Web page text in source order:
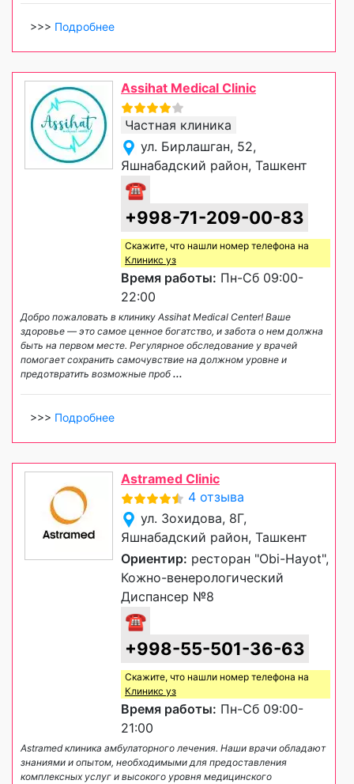
>>> Подробнее
Assihat Medical Clinic
Частная клиника
ул. Бирлашган, 52,
Яшнабадский район, Ташкент
☎
+998-71-209-00-83
Скажите, что нашли номер телефона на
Клиникс уз
Время работы: Пн-Сб 09:00-
22:00
Добро пожаловать в клинику Assihat Medical Center! Ваше
здоровье — это самое ценное богатство, и забота о нем должна
быть на первом месте. Регулярное обследование у врачей
помогает сохранить самочувствие на должном уровне и
предотвратить возможные проб ...
>>> Подробнее
Astramed Clinic
4 отзыва
ул. Зохидова, 8Г,
Яшнабадский район, Ташкент
Ориентир: ресторан "Obi-Hayot",
Кожно-венерологический
Диспансер №8
☎
+998-55-501-36-63
Скажите, что нашли номер телефона на
Клиникс уз
Время работы: Пн-Сб 09:00-
21:00
Astramed клиника амбулаторного лечения. Наши врачи обладают
знаниями и опытом, необходимыми для предоставления
комплексных услуг и высокого уровня медицинского